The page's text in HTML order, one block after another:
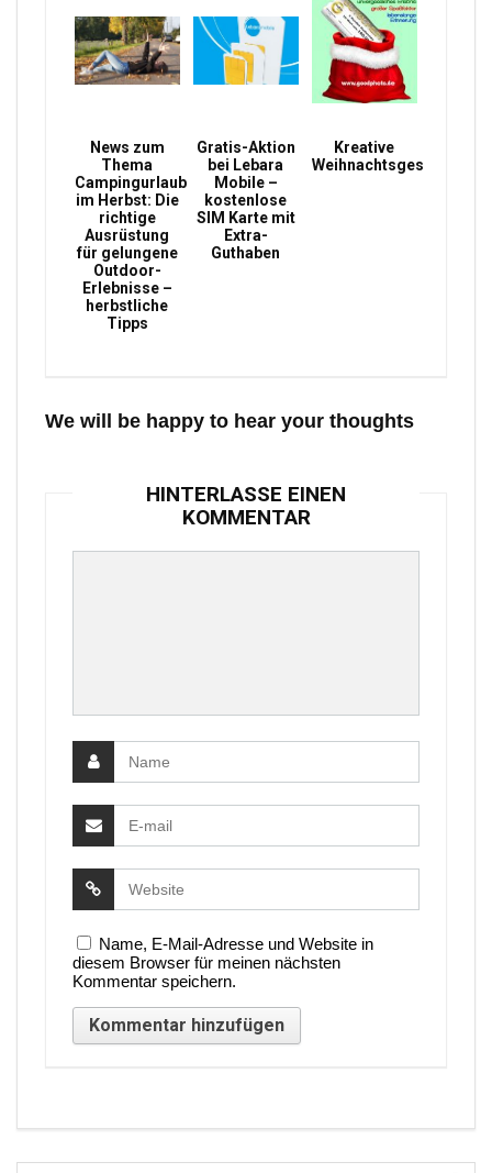
News zum
Thema
Campingurlaub
im Herbst: Die
richtige
Ausrüstung
für gelungene
Outdoor-
Erlebnisse –
herbstliche
Tipps
Gratis-Aktion
bei Lebara
Mobile –
kostenlose
SIM Karte mit
Extra-
Guthaben
Kreative
Weihnachtsgeschenke
We will be happy to hear your thoughts
HINTERLASSE EINEN
KOMMENTAR
Name, E-Mail-Adresse und Website in
diesem Browser für meinen nächsten
Kommentar speichern.